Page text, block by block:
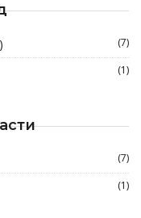
(7)
(1)
(7)
(1)